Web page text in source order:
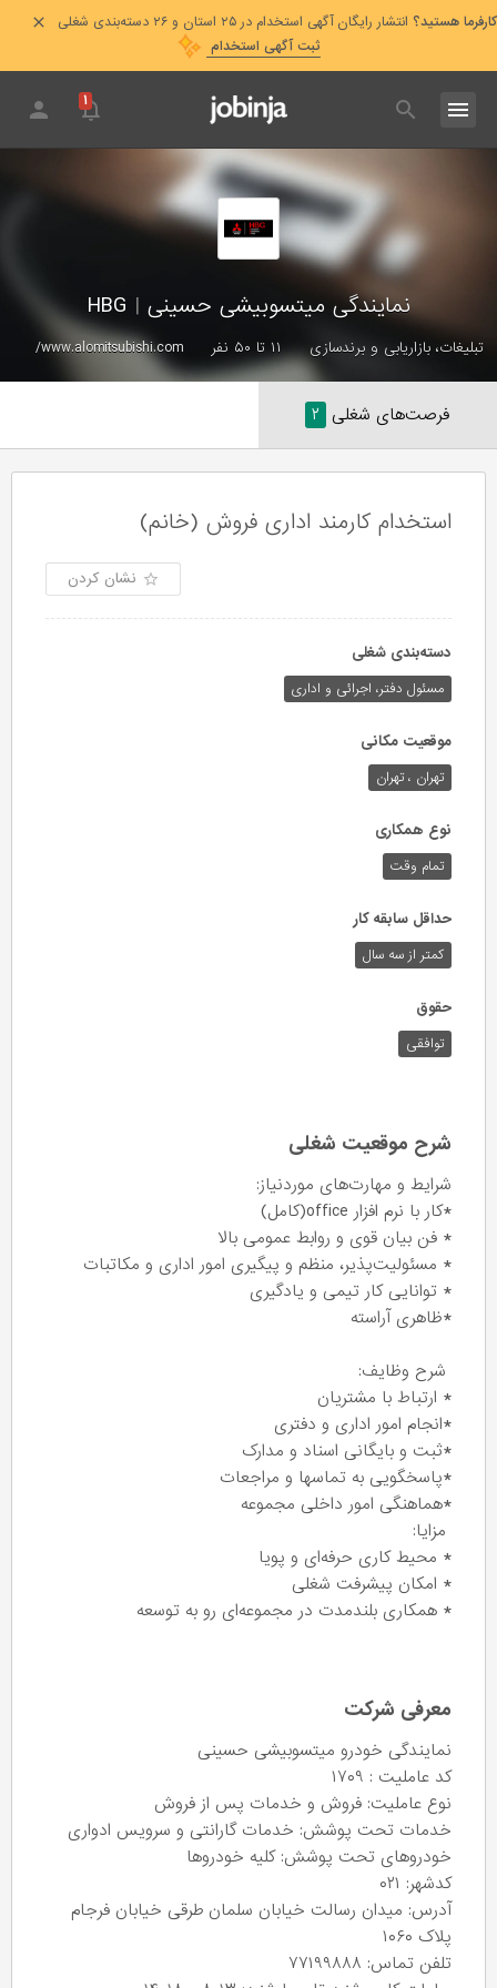
کارفرما هستید؟ انتشار رایگان آگهی استخدام در ۲۵ استان و ۲۶ دسته‌بندی شغلی
ثبت آگهی استخدام
۱
نمایندگی میتسوبیشی حسینی |
تبلیغات، بازاریابی و برندسازی ۱۱ تا ۵۰ نفر www.alomitsubishi.com/
فرصت‌های شغلی ۲
استخدام کارمند اداری فروش (خانم)
نشان کردن
دسته‌بندی شغلی
مسئول دفتر، اجرائی و اداری
موقعیت مکانی
تهران ، تهران
نوع همکاری
تمام وقت
حداقل سابقه کار
کمتر از سه سال
حقوق
توافقی
شرح موقعیت شغلی
شرایط و مهارت‌های موردنیاز:
*کار با نرم افزار office(کامل)
* فن بیان قوی و روابط عمومی بالا
* مسئولیت‌پذیر، منظم و پیگیری امور اداری و مکاتبات
* توانایی کار تیمی و یادگیری
*ظاهری آراسته
شرح وظایف:
* ارتباط با مشتریان
*انجام امور اداری و دفتری
*ثبت و بایگانی اسناد و مدارک
*پاسخگویی به تماسها و مراجعات
*هماهنگی امور داخلی مجموعه
مزایا:
* محیط کاری حرفه‌ای و پویا
* امکان پیشرفت شغلی
* همکاری بلندمدت در مجموعه‌ای رو به توسعه
معرفی شرکت
نمایندگی خودرو میتسوبیشی حسینی
کد عاملیت : ۱۷۰۹
نوع عاملیت: فروش و خدمات پس از فروش
خدمات تحت پوشش: خدمات گارانتی و سرویس ادواری
خودروهای تحت پوشش: کلیه خودروها
کدشهر: ۰۲۱
آدرس: میدان رسالت خیابان سلمان طرقی خیابان فرجام
پلاک ۱۰۶۰
تلفن تماس: ۷۷۱۹۹۸۸۸